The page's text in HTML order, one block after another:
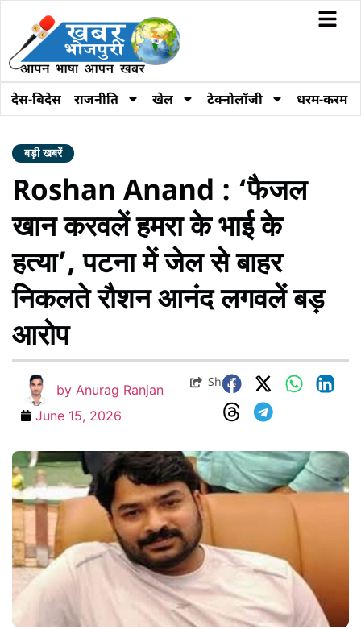
देस-बिदेस राजनीति खेल टेक्नोलॉजी धरम-करम
बड़ी खबरें
Roshan Anand : ‘फैजल
खान करवलें हमरा के भाई के
हत्या’, पटना में जेल से बाहर
निकलते रौशन आनंद लगवलें बड़
आरोप
by Anurag Ranjan
June 15, 2026
Share